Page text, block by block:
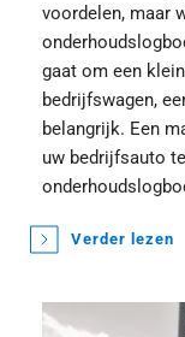
voordelen, maar
gaat om een
bedrijfswagen,
belangrijk. Een
uw bedrijfsauto
Verder lezen